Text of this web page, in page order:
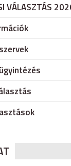
VÁLASZTÁS